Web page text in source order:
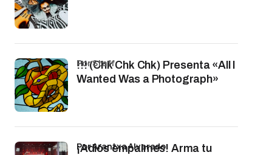
!!! (Chk Chk Chk) Presenta «All I
Wanted Was a Photograph»
por Staff
¡Adiós empalmes! Arma tu
por Arantxa Alvarado